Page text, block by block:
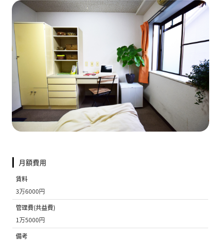
月額費用
賃料
3万6000円
管理費(共益費)
1万5000円
備考